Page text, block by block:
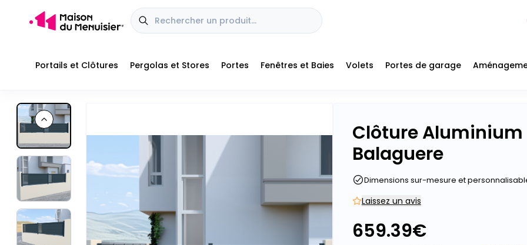
Portails et Clôtures Pergolas et Stores Portes Fenêtres et Baies Volets Portes de garage
Previous slide
Clôture
Balaguere
Dimensions sur-mesure et
Laissez un avis
659.39€